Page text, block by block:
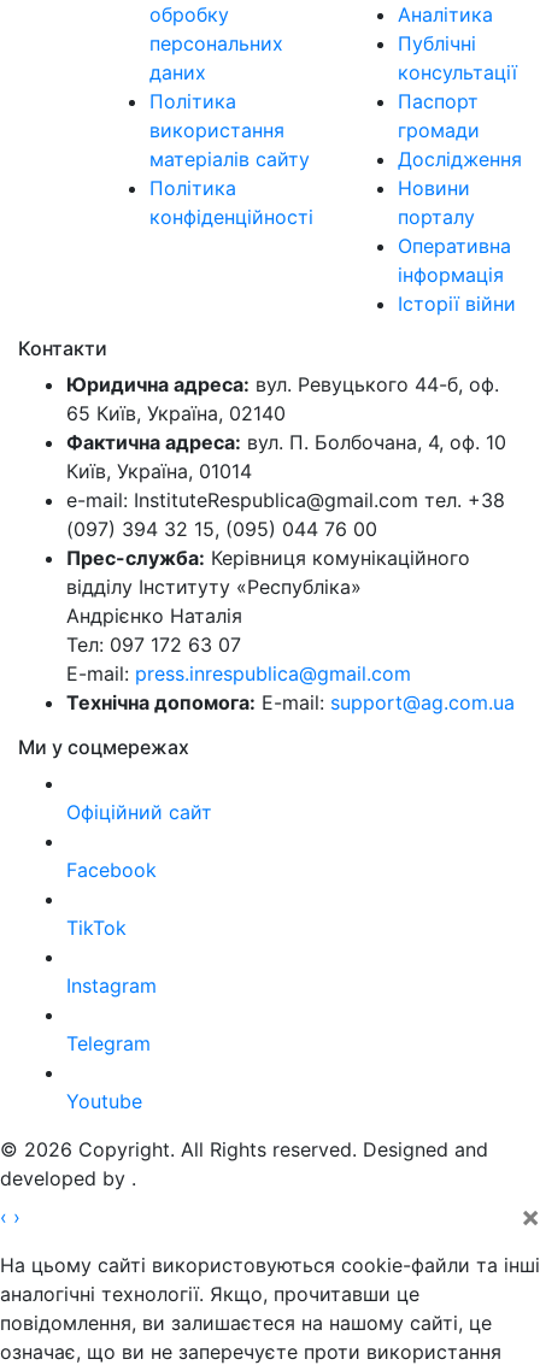
обробку
персональних
даних
Політика
використання
матеріалів сайту
Політика
конфіденційності
Аналітика
Публічні
консультації
Паспорт
громади
Дослідження
Новини
порталу
Оперативна
інформація
Історії війни
Контакти
Юридична адреса: вул. Ревуцького 44-б, оф.
65 Київ, Україна, 02140
Фактична адреса: вул. П. Болбочана, 4, оф. 10
Київ, Україна, 01014
e-mail: InstituteRespublica@gmail.com тел. +38
(097) 394 32 15, (095) 044 76 00
Прес-служба: Керівниця комунікаційного
відділу Інституту «Республіка»
Андрієнко Наталія
Тел: 097 172 63 07
E-mail: press.inrespublica@gmail.com
Технічна допомога: E-mail: support@ag.com.ua
Ми у соцмережах
Офіційний сайт
Facebook
TikTok
Instagram
Telegram
Youtube
© 2026 Copyright. All Rights reserved. Designed and
developed by .
‹ › ×
На цьому сайті використовуються cookie-файли та інші
аналогічні технології. Якщо, прочитавши це
повідомлення, ви залишаєтеся на нашому сайті, це
означає, що ви не заперечуєте проти використання